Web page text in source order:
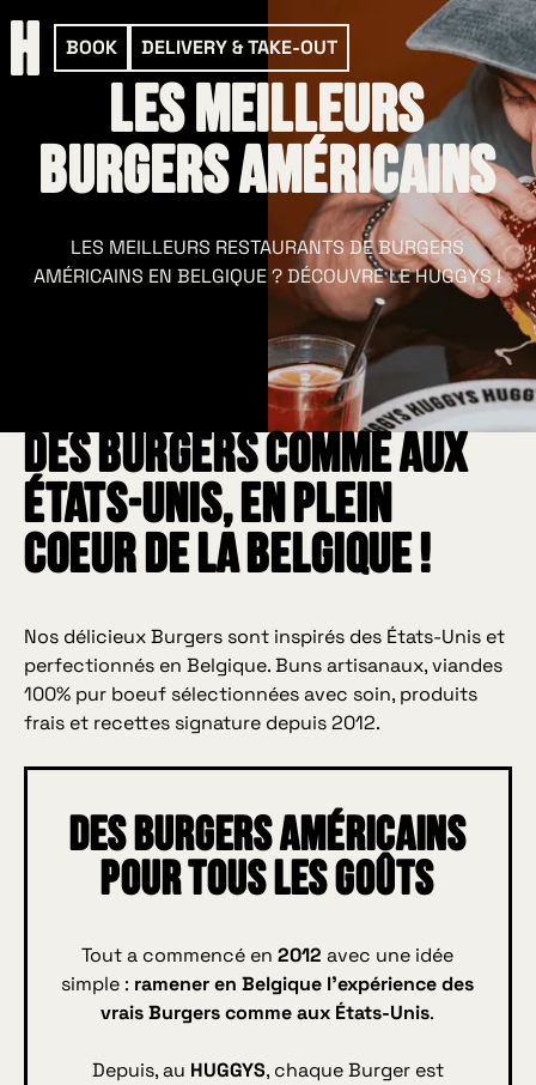
BOOK DELIVERY & TAKE-OUT
les meilleurs
BURGERS AMéricains
LES MEILLEURS RESTAURANTS DE BURGERS
AMÉRICAINS EN BELGIQUE ? DÉCOUVRE LE HUGGYS !
des burgers comme aux
états-unis, en plein
coeur de la belgique !
Nos délicieux Burgers sont inspirés des États-Unis et
perfectionnés en Belgique. Buns artisanaux, viandes
100% pur boeuf sélectionnées avec soin, produits
frais et recettes signature depuis 2012.
Des burgers américains
pour tous les goûts
Tout a commencé en2012 avec une idée
simple : ramener en Belgique l’expérience des
vrais Burgers comme aux États-Unis.
Depuis, au HUGGYS, chaque Burger est